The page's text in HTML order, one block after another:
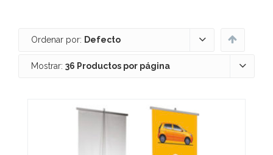
Ordenar por: Defecto
Mostrar: 36 Productos por página